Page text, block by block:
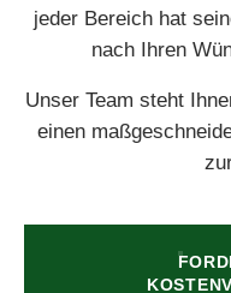
jeder Bereich hat
nach Ihren
Unser Team steht
einen